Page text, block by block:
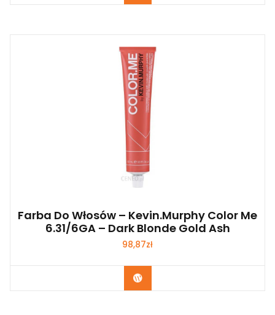
Farba Do Włosów – Kevin.Murphy Color Me
6.31/6GA – Dark Blonde Gold Ash
98,87zł
Zobacz